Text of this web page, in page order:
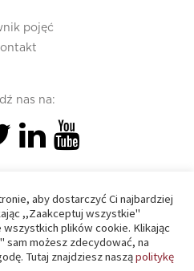
pojęć
nas na:
right reserved
aby dostarczyć Ci najbardziej
,,Zaakceptuj wszystkie"
plików cookie. Klikając
sam możesz zdecydować, na
Tutaj znajdziesz nasząpolitykę